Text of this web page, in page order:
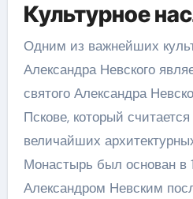
Культурное
Одним из важнейших
Александра Невского
святого Александра
Пскове, который
величайших
Монастырь был основан в
Александром Невским